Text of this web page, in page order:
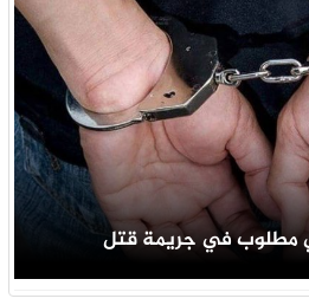
مطلوب في جريمة قتل